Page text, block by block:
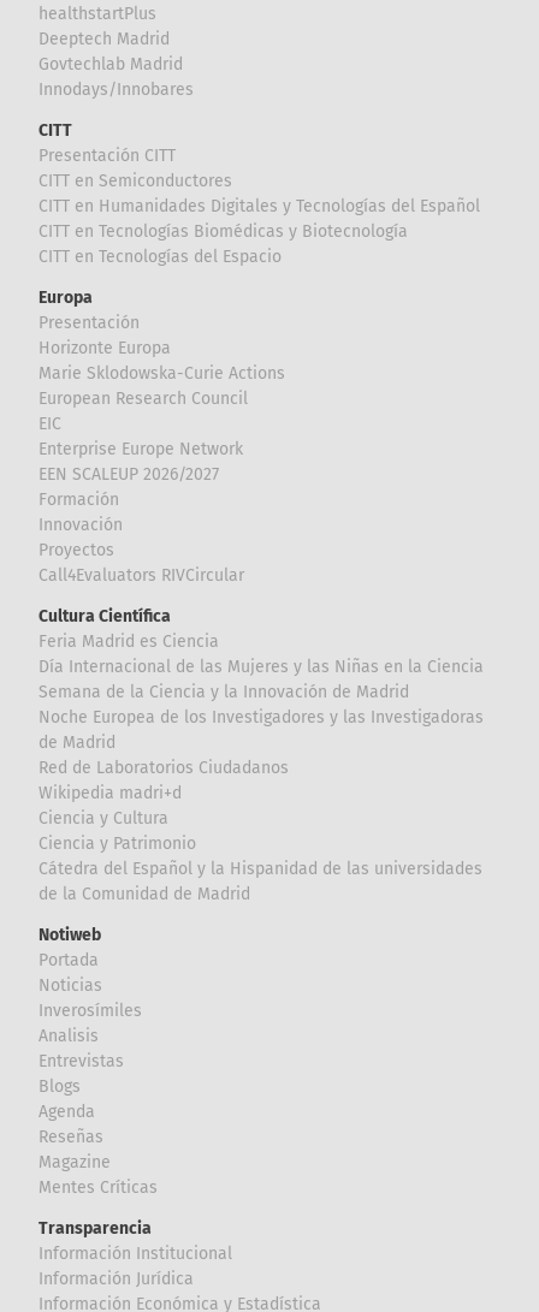
healthstartPlus
Deeptech Madrid
Govtechlab Madrid
Innodays/Innobares
CITT
Presentación CITT
CITT en Semiconductores
CITT en Humanidades Digitales y Tecnologías del Español
CITT en Tecnologías Biomédicas y Biotecnología
CITT en Tecnologías del Espacio
Europa
Presentación
Horizonte Europa
Marie Sklodowska-Curie Actions
European Research Council
EIC
Enterprise Europe Network
EEN SCALEUP 2026/2027
Formación
Innovación
Proyectos
Call4Evaluators RIVCircular
Cultura Científica
Feria Madrid es Ciencia
Día Internacional de las Mujeres y las Niñas en la Ciencia
Semana de la Ciencia y la Innovación de Madrid
Noche Europea de los Investigadores y las Investigadoras
de Madrid
Red de Laboratorios Ciudadanos
Wikipedia madri+d
Ciencia y Cultura
Ciencia y Patrimonio
Cátedra del Español y la Hispanidad de las universidades
de la Comunidad de Madrid
Notiweb
Portada
Noticias
Inverosímiles
Analisis
Entrevistas
Blogs
Agenda
Reseñas
Magazine
Mentes Críticas
Transparencia
Información Institucional
Información Jurídica
Información Económica y Estadística